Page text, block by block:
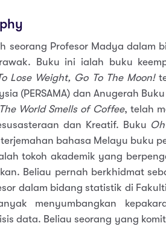
seorang Profesor Madya dalam
Buku ini ialah buku
Lose Weight, Go To The Moon!
(PERSAMA) dan Anugerah
World Smells of Coffee, telah
dan Kreatif. Buku
bahasa Melayu buku
tokoh akademik yang
Beliau pernah berkhidmat
dalam bidang statistik di
menyumbangkan
data. Beliau seorang yang